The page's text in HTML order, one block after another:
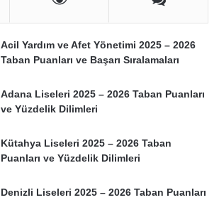
Acil Yardım ve Afet Yönetimi 2025 – 2026
Taban Puanları ve Başarı Sıralamaları
Adana Liseleri 2025 – 2026 Taban Puanları
ve Yüzdelik Dilimleri
Kütahya Liseleri 2025 – 2026 Taban
Puanları ve Yüzdelik Dilimleri
Denizli Liseleri 2025 – 2026 Taban Puanları